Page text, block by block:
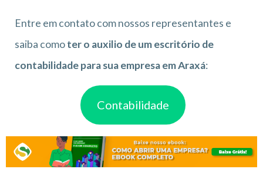
Entre em contato com nossos representantes e
saiba comoter o auxilio de um escritório de
contabilidade para sua empresa em Araxá:
Contabilidade